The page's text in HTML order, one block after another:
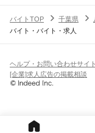
千葉県すべて
千葉市 すべて
旭市習志野市柏市勝
君津市富津市浦安市
匝瑳市香取市
駅を追加・変更
JR中央・総武線
市川駅本八幡駅下総中山
新検見川駅
南酒々井駅
職種を追加・変更
飲食・フードサービスす
ホールスタッフキッチン
パン屋（ベーカリー）
営業テレフォンアポイン
人気
日払いOK高校生歓迎
シフト
雇用形態を追加・変更
派遣社員
バイトTOP
千葉県
バイト・バイト・求人
ヘルプ・お問い合わせサイ
[企業]求人広告の掲載相談